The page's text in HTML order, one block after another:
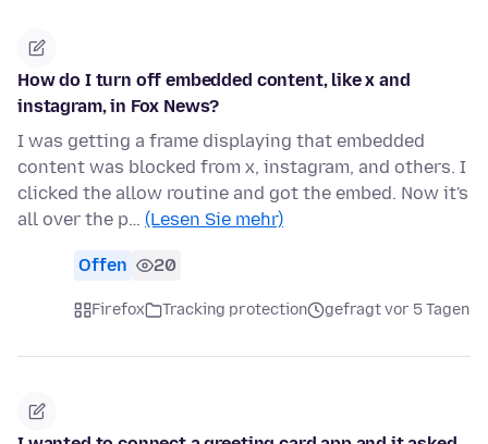
How do I turn off embedded content, like x and
instagram, in Fox News?
I was getting a frame displaying that embedded
content was blocked from x, instagram, and others. I
clicked the allow routine and got the embed. Now it's
all over the p… (Lesen Sie mehr)
Offen 20
Firefox Tracking protection gefragt vor 5 Tagen